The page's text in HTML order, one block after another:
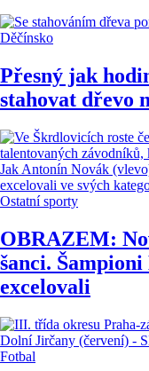
Děčínsko
Přesný jak
stahovat dřevo
Ostatní sporty
OBRAZEM:
šanci.
excelovali
Fotbal